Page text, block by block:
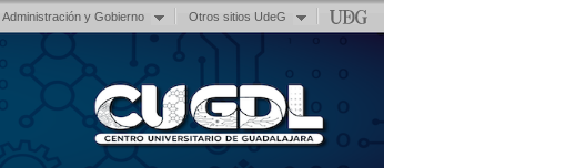
Administración y Gobierno Otros sitios UdeG